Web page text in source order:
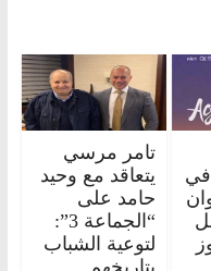
في
تامر مرسي
يتعاقد مع وحيد
حامد على
“الجماعة 3”:
لتوعية الشباب